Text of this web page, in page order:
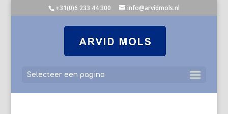
+31(0)6 233 44 300 info@arvidmols.nl
Selecteer een pagina